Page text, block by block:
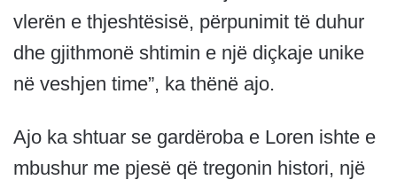
vlerën e thjeshtësisë, përpunimit të duhur
dhe gjithmonë shtimin e një diçkaje unike
në veshjen time”, ka thënë ajo.
Ajo ka shtuar se gardëroba e Loren ishte e
mbushur me pjesë që tregonin histori, një